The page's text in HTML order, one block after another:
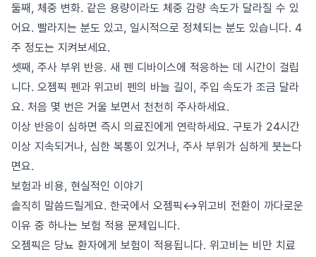
둘째, 체중 변화. 같은 용량이라도 체중 감량 속도가 달라질 수 있
어요. 빨라지는 분도 있고, 일시적으로 정체되는 분도 있습니다. 4
주 정도는 지켜보세요.
셋째, 주사 부위 반응. 새 펜 디바이스에 적응하는 데 시간이 걸립
니다. 오젬픽 펜과 위고비 펜의 바늘 길이, 주입 속도가 조금 달라
요. 처음 몇 번은 거울 보면서 천천히 주사하세요.
이상 반응이 심하면 즉시 의료진에게 연락하세요. 구토가 24시간
이상 지속되거나, 심한 복통이 있거나, 주사 부위가 심하게 붓는다
면요.
보험과 비용, 현실적인 이야기
솔직히 말씀드릴게요. 한국에서 오젬픽↔위고비 전환이 까다로운
이유 중 하나는 보험 적용 문제입니다.
오젬픽은 당뇨 환자에게 보험이 적용됩니다. 위고비는 비만 치료